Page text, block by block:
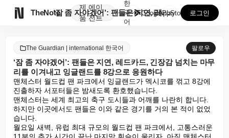
TheNote
제
품
에이
전트
‘잠 좀 자야겠어’: 팬들은 지연, 레드카드, 긴장감 ...
한
국
어
GooglePlay
AppStore 로그인
The Guardian | international 한국어 팔로우
‘잠 좀 자야겠어’: 팬들은 지연, 레드카드, 긴장감 넘치는 마무
리를 이겨내고 잉글랜드를 8강으로 응원하다
맨체스터 월드컵 팬 파크에서 잉글랜드가 멕시코를 꺾고 8강에
진출하자 서포터들은 밤새도록 환호했습니다.
맨체스터는 세계 최고의 축구 도시들과 어깨를 나란히 합니다.
하지만 이곳에서도 팬들은 이와 같은 경기를 거의 본 적이 없었
습니다.
월요일 새벽, 유럽 최대 규모의 월드컵 팬 파크에서, 고통스러운